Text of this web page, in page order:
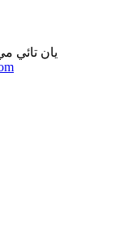
يان تائي